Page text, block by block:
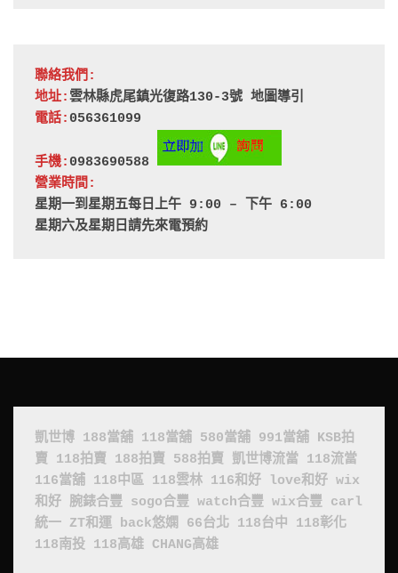
聯絡我們:
地址:雲林縣虎尾鎮光復路130-3號 地圖導引
電話: 056361099
手機: 0983690588
營業時間:
星期一到星期五每日上午 9:00 – 下午 6:00
星期六及星期日請先來電預約
凱世博 188當舖 118當舖 580當舖 991當舖 KSB拍
賣
118拍賣 188拍賣 588拍賣 凱世博流當 118流當
116當舖 118中區 118雲林 116和好 love和好 wix
和好
腕錶合豐 sogo合豐 watch合豐 wix合豐 carl
統一 ZT和運 back悠嫻 66台北 118台中
118彰化
118南投 118高雄 CHANG高雄